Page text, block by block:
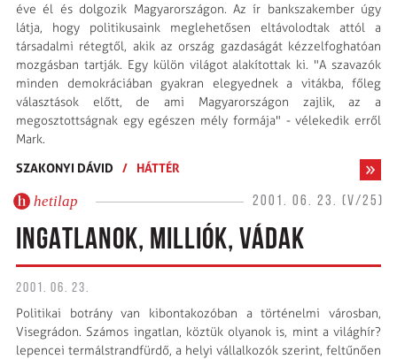
éve él és dolgozik Magyarországon. Az ír bankszakember úgy
látja, hogy politikusaink meglehetősen eltávolodtak attól a
társadalmi rétegtől, akik az ország gazdaságát kézzelfoghatóan
mozgásban tartják. Egy külön világot alakítottak ki. "A szavazók
minden demokráciában gyakran elegyednek a vitákba, főleg
választások előtt, de ami Magyarországon zajlik, az a
megosztottságnak egy egészen mély formája" - vélekedik erről
Mark.
SZAKONYI DÁVID
/ HÁTTÉR
hetilap 2001. 06. 23. (V/25)
INGATLANOK, MILLIÓK, VÁDAK
2001. 06. 23.
Politikai botrány van kibontakozóban a történelmi városban,
Visegrádon. Számos ingatlan, köztük olyanok is, mint a világhír?
lepencei termálstrandfürdő, a helyi vállalkozók szerint, feltűnően